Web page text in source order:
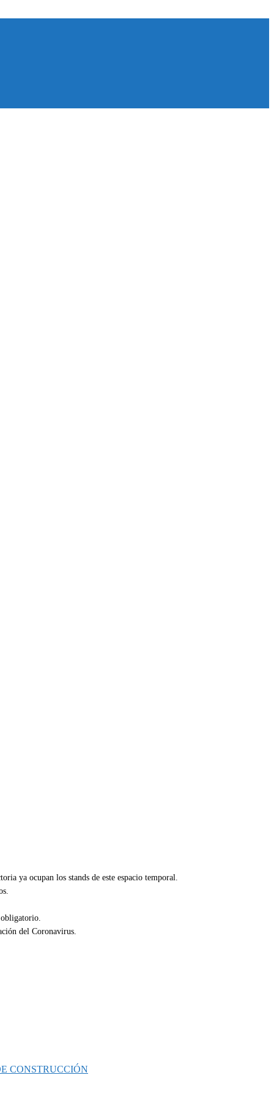
ya ocupan los stands de este espacio temporal.
del Coronavirus.
CONSTRUCCIÓN